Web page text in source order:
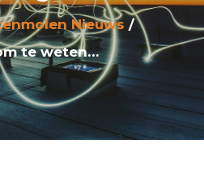
Nieuws
te weten…